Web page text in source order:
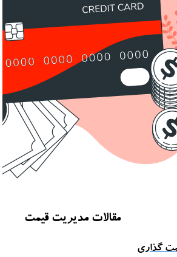
مقالات مدیریت قیمت
گذاری